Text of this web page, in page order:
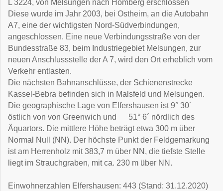
L 3224, von Melsungen nach Homberg erschlossen
Diese wurde im Jahr 2003, bei Ostheim, an die Autobahn
A7, eine der wichtigsten Nord-Südverbindungen,
angeschlossen. Eine neue Verbindungsstraße von der
Bundesstraße 83, beim Industriegebiet Melsungen, zur
neuen Anschlussstelle der A 7, wird den Ort erheblich vom
Verkehr entlasten.
Die nächsten Bahnanschlüsse, der Schienenstrecke
Kassel-Bebra befinden sich in Malsfeld und Melsungen.
Die geographische Lage von Elfershausen ist 9° 30´
östlich von von Greenwich und 51° 6´ nördlich des
Äquartors. Die mittlere Höhe beträgt etwa 300 m über
Normal Null (NN). Der höchste Punkt der Feldgemarkung
ist am Herrenholz mit 383,7 m über NN, die tiefste Stelle
liegt im Strauchgraben, mit ca. 230 m über NN.
Einwohnerzahlen Elfershausen: 443 (Stand: 31.12.2020)